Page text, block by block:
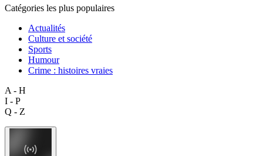
Catégories les plus populaires
Actualités
Culture et société
Sports
Humour
Crime : histoires vraies
A - H
I - P
Q - Z